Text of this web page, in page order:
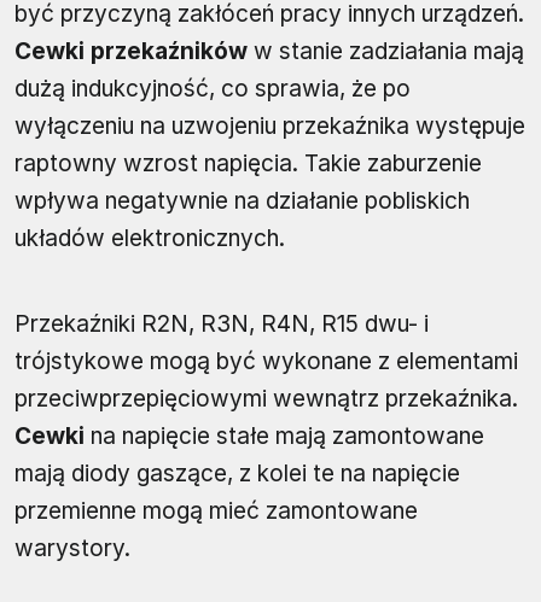
być przyczyną zakłóceń pracy innych urządzeń.
Cewki przekaźników w stanie zadziałania mają
dużą indukcyjność, co sprawia, że po
wyłączeniu na uzwojeniu przekaźnika występuje
raptowny wzrost napięcia. Takie zaburzenie
wpływa negatywnie na działanie pobliskich
układów elektronicznych.
Przekaźniki R2N, R3N, R4N, R15 dwu- i
trójstykowe mogą być wykonane z elementami
przeciwprzepięciowymi wewnątrz przekaźnika.
Cewki na napięcie stałe mają zamontowane
mają diody gaszące, z kolei te na napięcie
przemienne mogą mieć zamontowane
warystory.